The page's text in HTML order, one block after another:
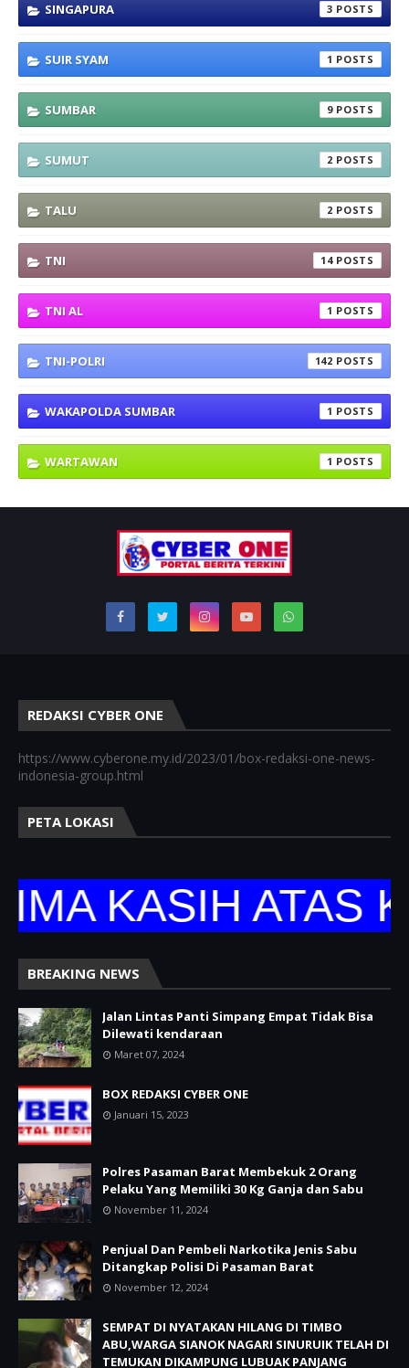
SINGAPURA 3
SUIR SYAM 1
SUMBAR 9
SUMUT 2
TALU 2
TNI 14
TNI AL 1
TNI-POLRI 142
WAKAPOLDA SUMBAR 1
WARTAWAN 1
REDAKSI CYBER ONE
https://www.cyberone.my.id/2023/01/box-redaksi-one-news-
indonesia-group.html
PETA LOKASI
ATAS
BREAKING NEWS
Jalan Lintas Panti Simpang Empat Tidak Bisa
Dilewati kendaraan
Maret 07, 2024
BOX REDAKSI CYBER ONE
Januari 15, 2023
Polres Pasaman Barat Membekuk 2 Orang
Pelaku Yang Memiliki 30 Kg Ganja dan Sabu
November 11, 2024
Penjual Dan Pembeli Narkotika Jenis Sabu
Ditangkap Polisi Di Pasaman Barat
November 12, 2024
SEMPAT DI NYATAKAN HILANG DI TIMBO
ABU,WARGA SIANOK NAGARI SINURUIK TELAH DI
TEMUKAN DIKAMPUNG LUBUAK PANJANG